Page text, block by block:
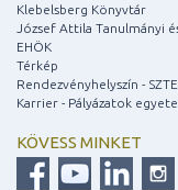
Klebelsberg Könyvtár
József Attila Tanulmányi
EHÖK
Térkép
Rendezvényhelyszín -
Karrier - Pályázatok
KÖVESS MINKET